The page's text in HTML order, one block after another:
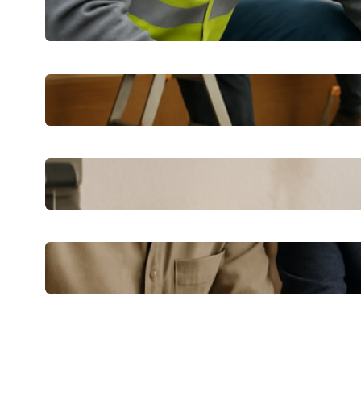
Dichtheitsprüfung in Wetzlar:
Praktische Tipps für Eigentümer
CKS Bau erklärt: Praktische Tipps für
Sanierung und Ausbau
Professionelle Renovierung in der
Großstadt: So gelingt es